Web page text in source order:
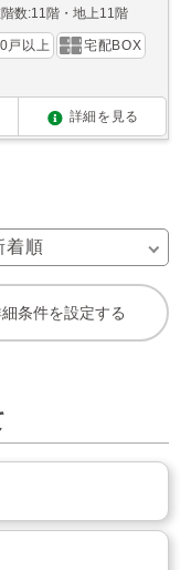
数:11階・地上11階
戸以上
宅配BOX
詳細を見る
条件を設定する